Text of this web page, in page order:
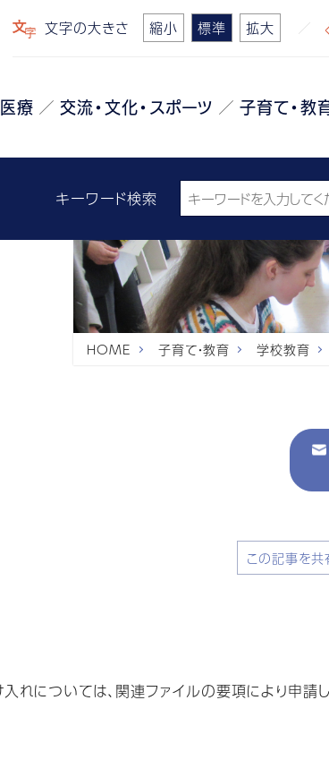
文字の大きさ 縮小 標準 拡大
療 交流・文化・スポーツ 子育て・教
キーワード検索
HOME 子育て・教育 学校教育
この記事を共
れについては、関連ファイルの要項により申請し